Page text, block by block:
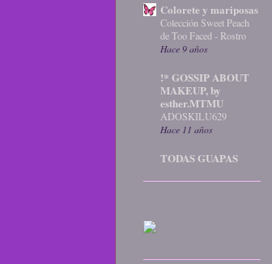
Colorete y mariposas
Colección Sweet Peach
de Too Faced - Rostro
Hace 9 años
!* GOSSIP ABOUT
MAKEUP, by
esther.MTMU
ADOSKILU629
Hace 11 años
TODAS GUAPAS